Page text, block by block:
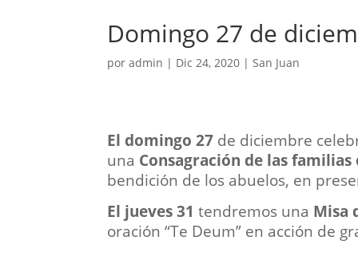
Domingo 27 de
poradmin | Dic 24, 2020 |San Juan
El domingo 27 de diciembre
una Consagración de las familias
bendición de los abuelos, en
El jueves 31 tendremos una Misa
oración “Te Deum” en acción de